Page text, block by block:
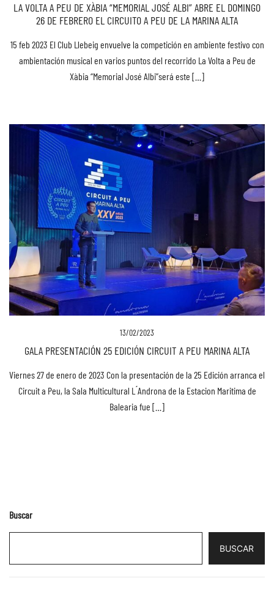
LA VOLTA A PEU DE XÀBIA “MEMORIAL JOSÉ ALBI” ABRE EL DOMINGO
26 DE FEBRERO EL CIRCUITO A PEU DE LA MARINA ALTA
15 feb 2023 El Club Llebeig envuelve la competición en ambiente festivo con
ambientación musical en varios puntos del recorrido La Volta a Peu de
Xàbia “Memorial José Albi”será este […]
13/02/2023
GALA PRESENTACIÓN 25 EDICIÓN CIRCUIT A PEU MARINA ALTA
Viernes 27 de enero de 2023 Con la presentación de la 25 Edición arranca el
Circuit a Peu, la Sala Multicultural L ́Androna de la Estacion Maritima de
Balearia fue […]
Buscar
BUSCAR